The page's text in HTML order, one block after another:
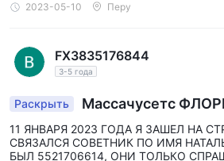
2023-05-10 Перу
FX3835176844
3-5 года
Раскрыть
Массачусетс
КАСТИЛЬО
11 ЯНВАРЯ 2023 ГОДА Я ЗАШЕЛ НА
СВЯЗАЛСЯ СОВЕТНИК ПО ИМЯ
БЫЛ 5521706614, ОНИ ТОЛЬКО